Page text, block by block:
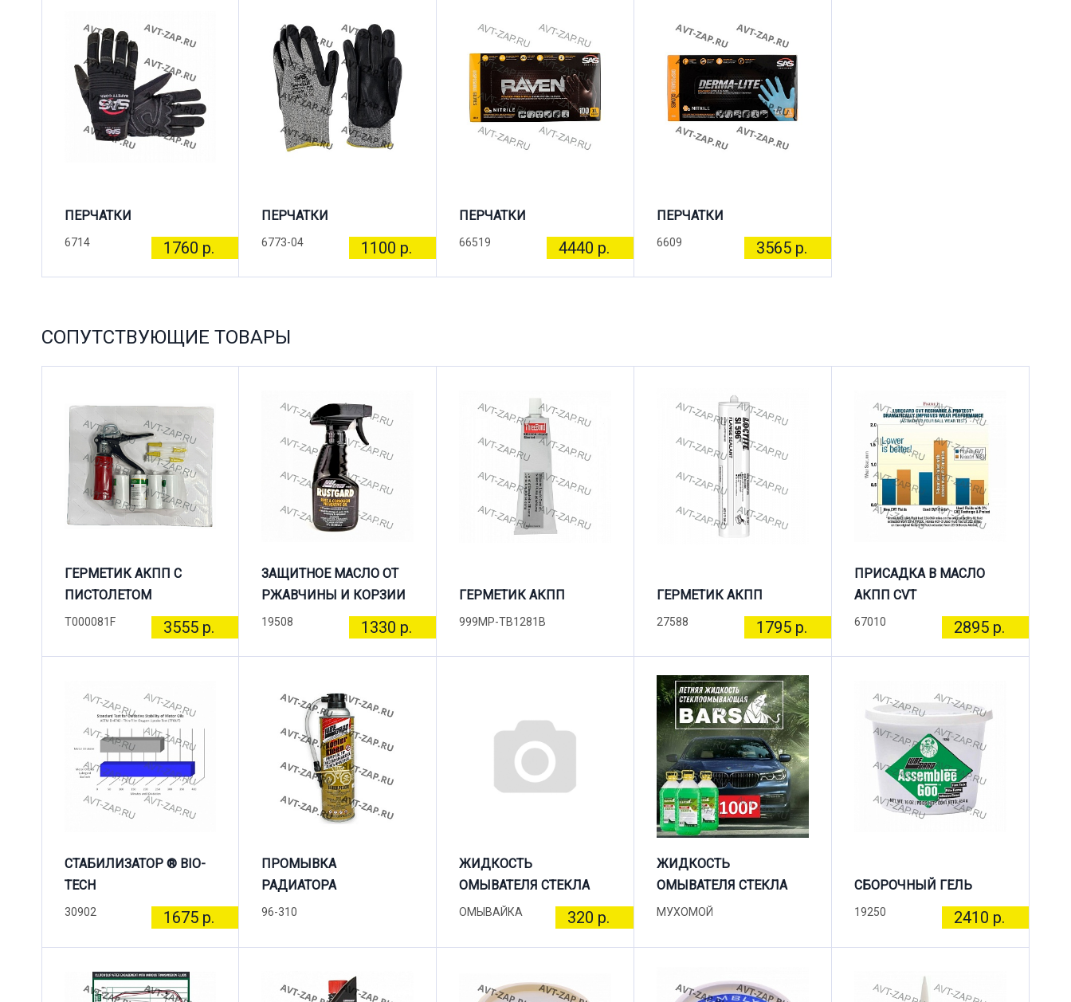
ПЕРЧАТКИ
6714 1760 р.
ПЕРЧАТКИ
6773-04 1100 р.
ПЕРЧАТКИ
66519 4440 р.
ПЕРЧАТКИ
6609 3565 р.
СОПУТСТВУЮЩИЕ ТОВАРЫ
ГЕРМЕТИК АКПП С
ПИСТОЛЕТОМ
T000081F 3555 р.
ЗАЩИТНОЕ МАСЛО ОТ
РЖАВЧИНЫ И КОРЗИИ
19508 1330 р.
ГЕРМЕТИК АКПП
999MP-TB1281B
ГЕРМЕТИК АКПП
27588 1795 р.
ПРИСАДКА В МАСЛО
АКПП CVT
67010 2895 р.
СТАБИЛИЗАТОР ® BIO-
TECH
30902 1675 р.
ПРОМЫВКА
РАДИАТОРА
96-310
ЖИДКОСТЬ
ОМЫВАТЕЛЯ СТЕКЛА
ОМЫВАЙКА 320 р.
ЖИДКОСТЬ
ОМЫВАТЕЛЯ СТЕКЛА
МУХОМОЙ
СБОРОЧНЫЙ ГЕЛЬ
19250 2410 р.